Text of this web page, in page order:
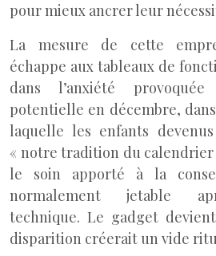
pour mieux ancrer leur
La mesure de cette
échappe aux tableaux de
dans l’anxiété
potentielle en décembre,
laquelle les enfants
« notre tradition du calendrier
le soin apporté à la
normalement jetable
technique. Le gadget
disparition créerait un vide